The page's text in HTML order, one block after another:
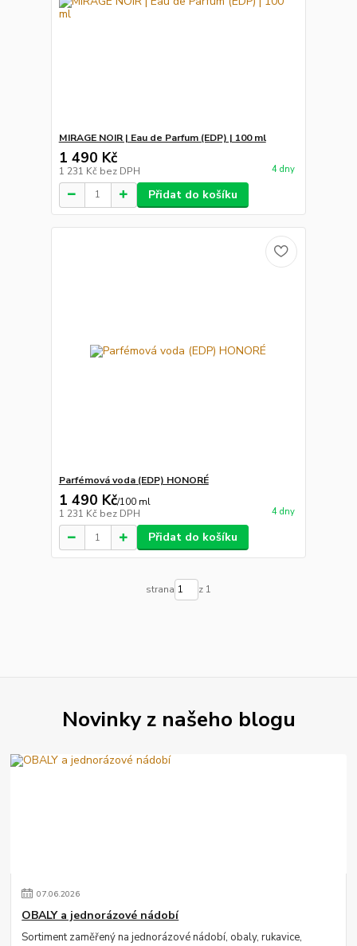
MIRAGE NOIR | Eau de Parfum (EDP) | 100 ml
1 490 Kč
1 231 Kč bez DPH 4 dny
Přidat do košíku
Parfémová voda (EDP) HONORÉ
1 490 Kč/100 ml
1 231 Kč bez DPH 4 dny
Přidat do košíku
strana z 1
Novinky z našeho blogu
07.06.2026
OBALY a jednorázové nádobí
Sortiment zaměřený na jednorázové nádobí, obaly, rukavice,